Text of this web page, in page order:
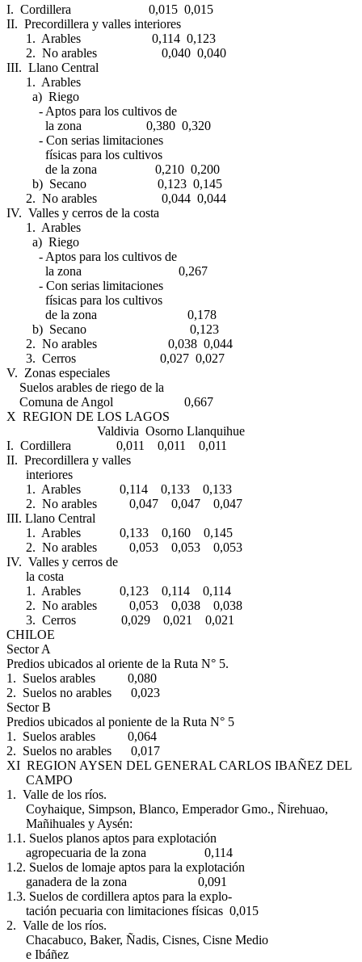
I. Cordillera 0,015 0,015
II. Precordillera y valles interiores
1. Arables 0,114 0,123
2. No arables 0,040 0,040
III. Llano Central
1. Arables
a) Riego
- Aptos para los cultivos de
la zona 0,380 0,320
- Con serias limitaciones
físicas para los cultivos
de la zona 0,210 0,200
b) Secano 0,123 0,145
2. No arables 0,044 0,044
IV. Valles y cerros de la costa
1. Arables
a) Riego
- Aptos para los cultivos de
la zona 0,267
- Con serias limitaciones
físicas para los cultivos
de la zona 0,178
b) Secano 0,123
2. No arables 0,038 0,044
3. Cerros 0,027 0,027
V. Zonas especiales
Suelos arables de riego de la
Comuna de Angol 0,667
X REGION DE LOS LAGOS
Valdivia Osorno Llanquihue
I. Cordillera 0,011 0,011 0,011
II. Precordillera y valles
interiores
1. Arables 0,114 0,133 0,133
2. No arables 0,047 0,047 0,047
III. Llano Central
1. Arables 0,133 0,160 0,145
2. No arables 0,053 0,053 0,053
IV. Valles y cerros de
la costa
1. Arables 0,123 0,114 0,114
2. No arables 0,053 0,038 0,038
3. Cerros 0,029 0,021 0,021
CHILOE
Sector A
Predios ubicados al oriente de la Ruta N° 5.
1. Suelos arables 0,080
2. Suelos no arables 0,023
Sector B
Predios ubicados al poniente de la Ruta N° 5
1. Suelos arables 0,064
2. Suelos no arables 0,017
XI REGION AYSEN DEL GENERAL CARLOS IBAÑEZ DEL
CAMPO
1. Valle de los ríos.
Coyhaique, Simpson, Blanco, Emperador Gmo., Ñirehuao,
Mañihuales y Aysén:
1.1. Suelos planos aptos para explotación
agropecuaria de la zona 0,114
1.2. Suelos de lomaje aptos para la explotación
ganadera de la zona 0,091
1.3. Suelos de cordillera aptos para la explo-
tación pecuaria con limitaciones físicas 0,015
2. Valle de los ríos.
Chacabuco, Baker, Ñadis, Cisnes, Cisne Medio
e Ibáñez